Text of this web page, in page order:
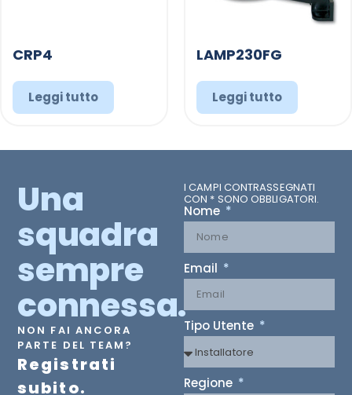
CRP4
Leggi tutto
LAMP230FG
Leggi tutto
Una
squadra
sempre
connessa.
NON FAI ANCORA
PARTE DEL TEAM?
Registrati
subito.
I CAMPI CONTRASSEGNATI
CON * SONO OBBLIGATORI.
Nome
Email
Tipo Utente
Regione